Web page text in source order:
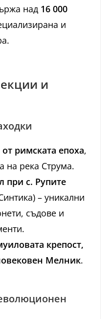
над 16 000
и
и
римската епоха,
на река Струма.
при с. Рупите
– уникални
съдове и
крепост,
Мелник.